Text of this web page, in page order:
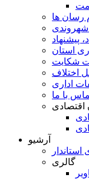
رسان ها
پیشنهاد
استان
شکایت
اختلاف
اداری
با ما
اقتصادی
آرشیو
استاندار
گالری